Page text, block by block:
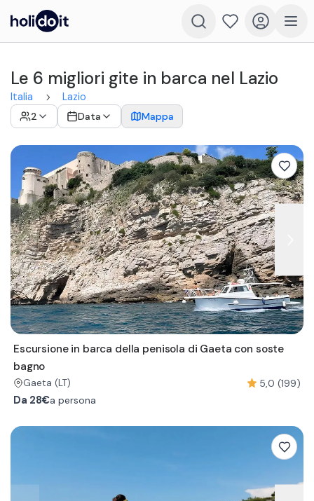
Le 6 migliori gite in barca nel Lazio
Italia
Lazio
2
Data Mappa
Escursione in barca della penisola di Gaeta con soste
bagno
Gaeta (LT)
5,0 (199)
Da 28€a persona